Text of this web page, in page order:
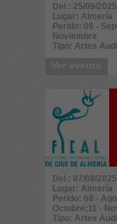
Del : 25/09/
Lugar: Almería
Perido: 09 -
Noviembre
Tipo: Artes
Del : 07/08/
Lugar: Almería
Perido: 08 -
Octubre;11 -
Tipo: Artes